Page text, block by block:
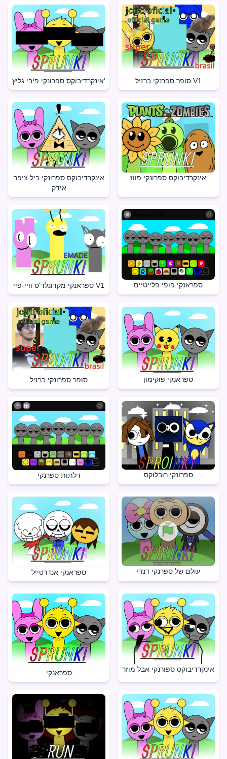
אינקרדיבוקס ספרונקי פיבי גליץ' סופר ספרנקי ברזיל V1
אינקרדיבוקס ספרונקי ביל ציפר
אידק
אינקרדיבוקס ספרונקי פווז
ספראנקי מקדונלד'ס וויי-פיי V1 ספראנקי פופי פלייטיים
סופר ספרונקי ברזיל ספראנקי פוקימון
דלתות ספרנקי ספרונקי רובלוקס
ספראנקי אנדרטייל עולם של ספרנקי דנדי
ספראנקי אינקרדיבוקס ספורנקי אבל מוזר